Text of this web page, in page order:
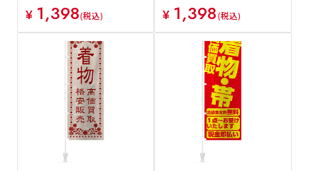
¥ 1,398(税込)
¥ 1,398(税込)